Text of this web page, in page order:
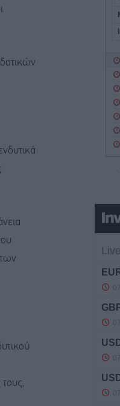
των